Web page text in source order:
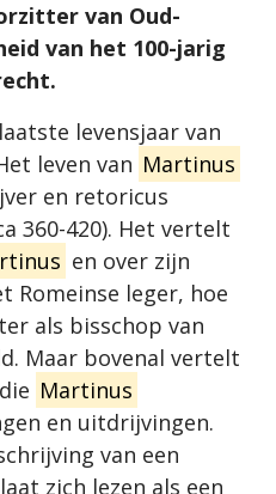
van Oud-
van het 100-jarig
levensjaar van
leven van Martinus
en retoricus
360-420). Het vertelt
en over zijn
Romeinse leger, hoe
als bisschop van
Maar bovenal vertelt
Martinus
en uitdrijvingen.
van een
zich lezen als een